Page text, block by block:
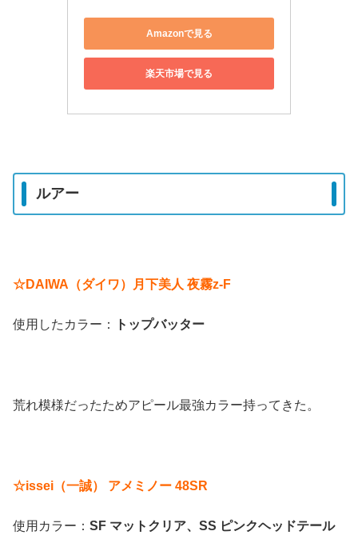
Amazonで見る
楽天市場で見る
ルアー
☆DAIWA（ダイワ）月下美人 夜霧z-F
使用したカラー： トップバッター
荒れ模様だったためアピール最強カラー持ってきた。
☆issei（一誠） アメミノー 48SR
使用カラー： SF マットクリア、SS ピンクヘッドテール